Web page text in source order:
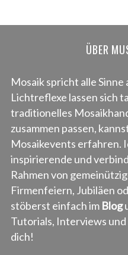
ÜBER
Mosaik spricht alle
Lichtreflexe lassen sich
traditionelles
zusammen passen,
Mosaikevents erfahren.
inspirierende und
Rahmen von
Firmenfeiern, Jubiläen
stöberst einfach im Blog
Tutorials, Interviews
dich!